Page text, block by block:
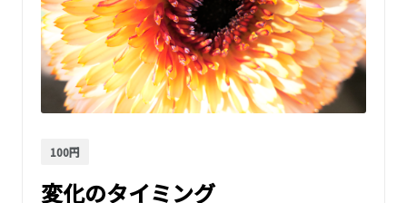
100円
変化のタイミング